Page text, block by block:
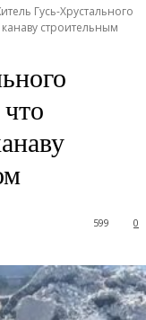
Гусь-Хрустального
строительным
0
599